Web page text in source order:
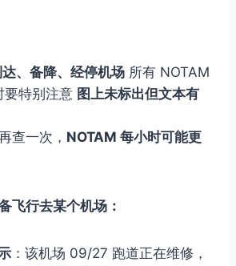
、备降、经停机场 所有 NOTAM
要特别注意 图上未标出但文本有
查一次， NOTAM 每小时可能更
飞行去某个机场：
：该机场 09/27 跑道正在维修，